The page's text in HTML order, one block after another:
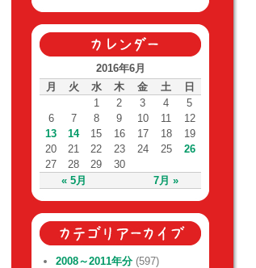
2016年6月
月
火 水 木 金 土 日
« 5月 7月 »
1 2 3 4
5
6
7 8 9 10 11
12
13
14 15 16 17 18
19
20
21 22 23 24 25
26
27
28 29 30
2008～2011年分(597)